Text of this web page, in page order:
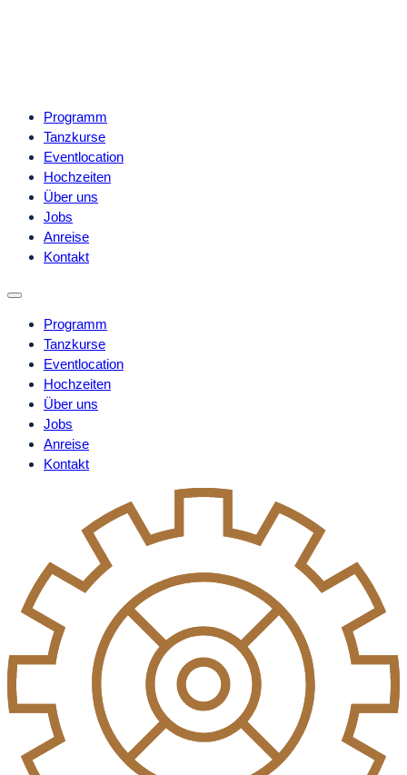
Programm
Tanzkurse
Eventlocation
Hochzeiten
Über uns
Jobs
Anreise
Kontakt
Programm
Tanzkurse
Eventlocation
Hochzeiten
Über uns
Jobs
Anreise
Kontakt